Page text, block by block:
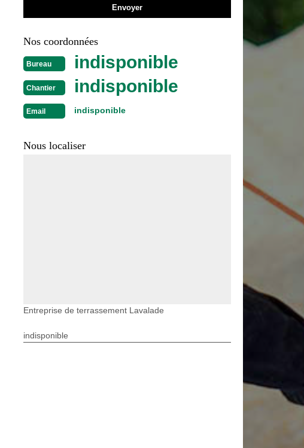
Nos coordonnées
Bureau indisponible
Chantier indisponible
Email indisponible
Nous localiser
Entreprise de terrassement Lavalade
indisponible